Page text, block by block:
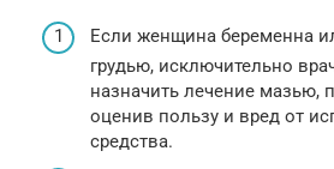
Если женщина беременна
грудью, исключительно
назначить лечение мазью,
оценив пользу и вред от
средства.